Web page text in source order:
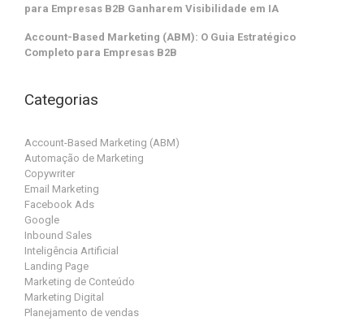
para Empresas B2B Ganharem Visibilidade em IA
Account-Based Marketing (ABM): O Guia Estratégico
Completo para Empresas B2B
Categorias
Account-Based Marketing (ABM)
Automação de Marketing
Copywriter
Email Marketing
Facebook Ads
Google
Inbound Sales
Inteligência Artificial
Landing Page
Marketing de Conteúdo
Marketing Digital
Planejamento de vendas